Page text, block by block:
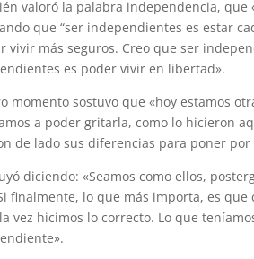
valoró la palabra independencia,
que “ser independientes es estar
vivir más seguros. Creo que ser
es poder vivir en libertad».
momento sostuvo que «hoy estamos
a poder gritarla, como lo hicieron
de lado sus diferencias para poner
diciendo: «Seamos como ellos,
finalmente, lo que más importa, es
vez hicimos lo correcto. Lo que